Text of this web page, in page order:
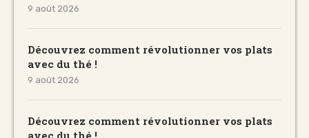
9 août 2026
Découvrez comment révolutionner vos plats
avec du thé !
9 août 2026
Découvrez comment révolutionner vos plats
avec du thé !